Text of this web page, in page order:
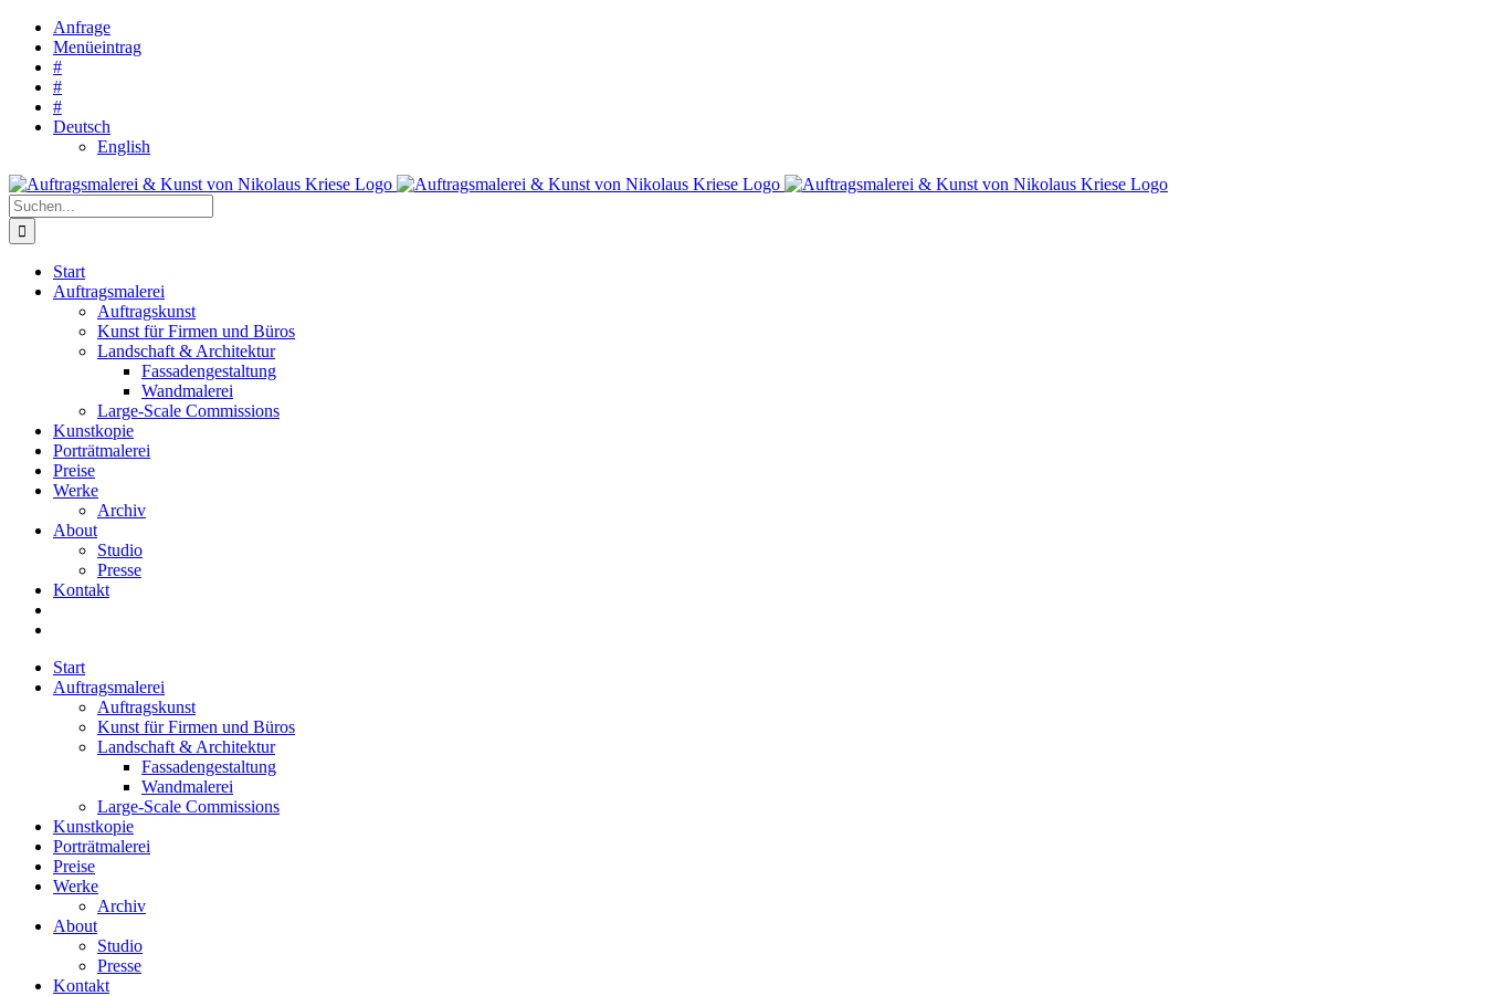
Zum
Inhalt
springen
Anfrage
Menüeintrag
#
#
#
Deutsch
English
Suche
nach:
Start
Auftragsmalerei
Auftragskunst
Kunst für Firmen und Büros
Landschaft & Architektur
Fassadengestaltung
Wandmalerei
Large-Scale Commissions
Kunstkopie
Porträtmalerei
Preise
Werke
Archiv
About
Studio
Presse
Kontakt
Start
Auftragsmalerei
Auftragskunst
Kunst für Firmen und Büros
Landschaft & Architektur
Fassadengestaltung
Wandmalerei
Large-Scale Commissions
Kunstkopie
Porträtmalerei
Preise
Werke
Archiv
About
Studio
Presse
Kontakt